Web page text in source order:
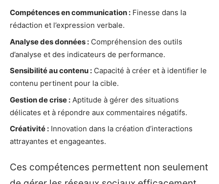
Compétences en communication : Finesse dans la
rédaction et l’expression verbale.
Analyse des données : Compréhension des outils
d’analyse et des indicateurs de performance.
Sensibilité au contenu : Capacité à créer et à identifier le
contenu pertinent pour la cible.
Gestion de crise : Aptitude à gérer des situations
délicates et à répondre aux commentaires négatifs.
Créativité : Innovation dans la création d’interactions
attrayantes et engageantes.
Ces compétences permettent non seulement